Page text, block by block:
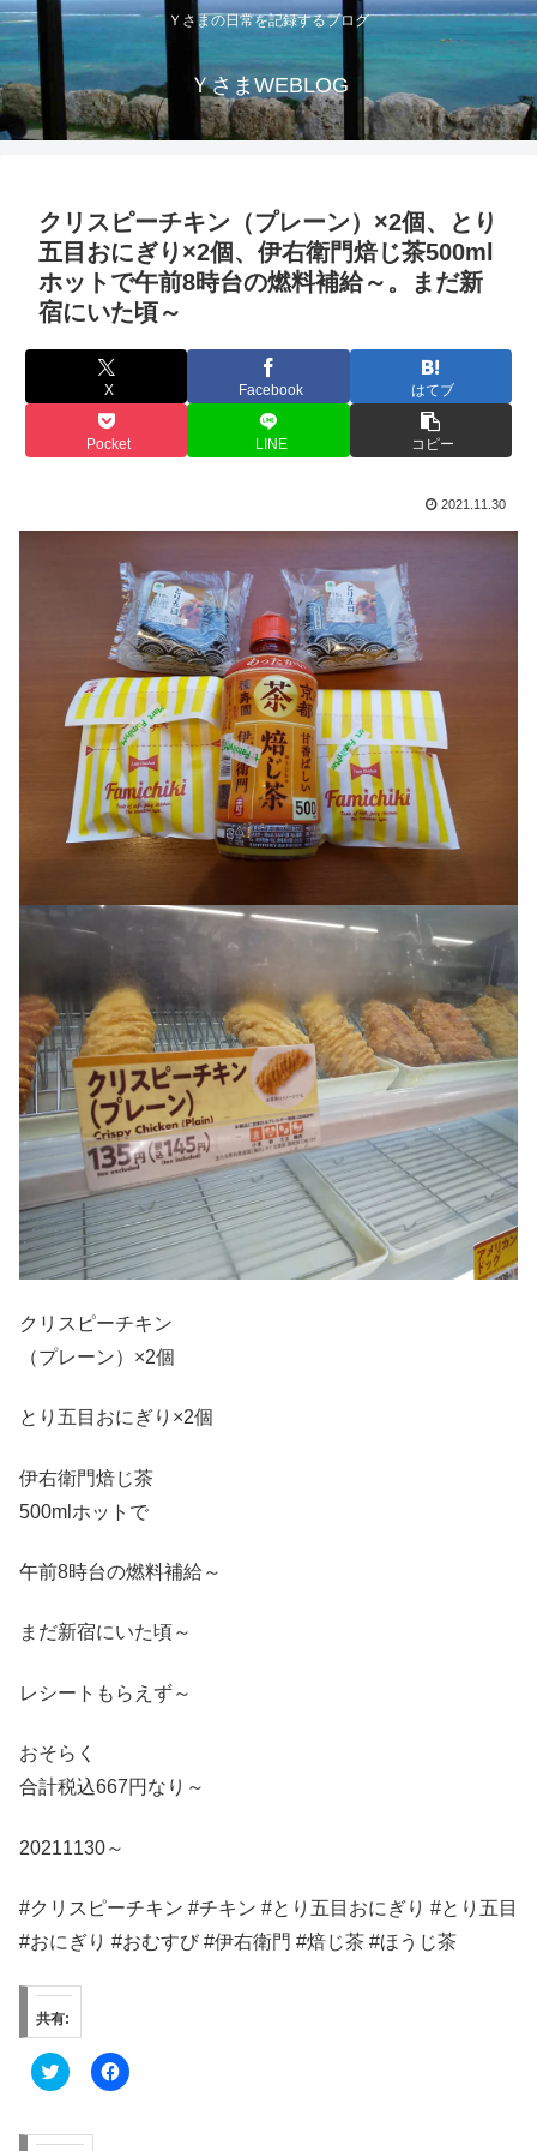
Ｙさまの日常を記録するブログ
ＹさまWEBLOG
クリスピーチキン（プレーン）×2個、とり
五目おにぎり×2個、伊右衛門焙じ茶500ml
ホットで午前8時台の燃料補給～。まだ新
宿にいた頃～
X Facebook はてブ
Pocket LINE コピー
2021.11.30
クリスピーチキン
（プレーン）×2個
とり五目おにぎり×2個
伊右衛門焙じ茶
500mlホットで
午前8時台の燃料補給～
まだ新宿にいた頃～
レシートもらえず～
おそらく
合計税込667円なり～
20211130～
#クリスピーチキン #チキン #とり五目おにぎり #とり五目
#おにぎり #おむすび #伊右衛門 #焙じ茶 #ほうじ茶
共有:
ク
リ
し
て
F
a